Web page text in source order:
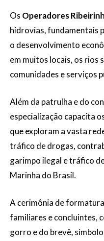
Os Operadores
hidrovias, fundamentais
o desenvolvimento
em muitos locais, os rios
comunidades e serviços
Além da patrulha e do
especialização capacita
que exploram a vasta
tráfico de drogas,
garimpo ilegal e tráfico
Marinha do Brasil.
A cerimônia de
familiares e concluintes,
gorro e do brevê,